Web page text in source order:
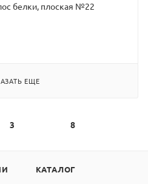
белки, плоская №22
ЕЩЕ
3 8
КАТАЛОГ